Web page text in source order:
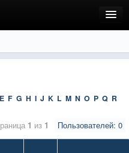
E F G H I J K L M N O P Q R
Пользователей: 0
1 из 1